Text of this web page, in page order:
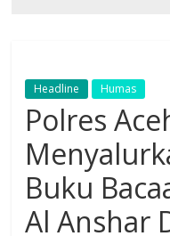
Headline Humas
Polres
Buku
Al Anshar